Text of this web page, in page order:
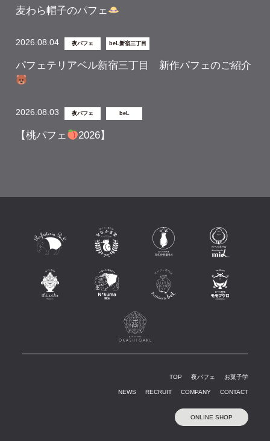
麦わら帽子のパフェ
2026.08.04 夜パフェ beL新宿三丁目
パフェテリアベル新宿三丁目 新作パフェのご紹介
2026.08.03 夜パフェ beL
【桃パフェ 2026】
TOP 夜パフェ お菓子学
NEWS RECRUIT COMPANY CONTACT
ONLINE SHOP